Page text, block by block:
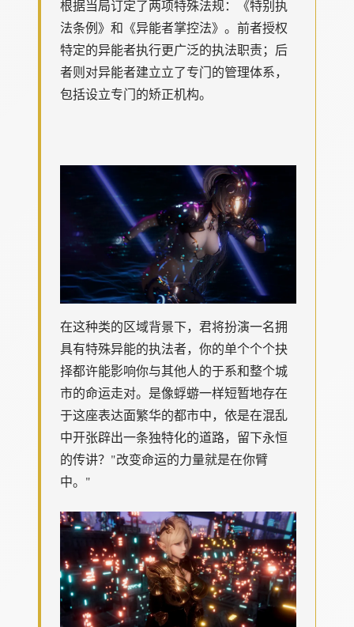
根据当局订定了两项特殊法规：《特别执
法条例》和《异能者掌控法》。前者授权
特定的异能者执行更广泛的执法职责；后
者则对异能者建立立了专门的管理体系，
包括设立专门的矫正机构。
在这种类的区域背景下，君将扮演一名拥
具有特殊异能的执法者，你的单个个个抉
择都许能影响你与其他人的于系和整个城
市的命运走对。是像蜉蝣一样短暂地存在
于这座表达面繁华的都市中，依是在混乱
中开张辟出一条独特化的道路，留下永恒
的传讲？"改变命运的力量就是在你臂
中。"